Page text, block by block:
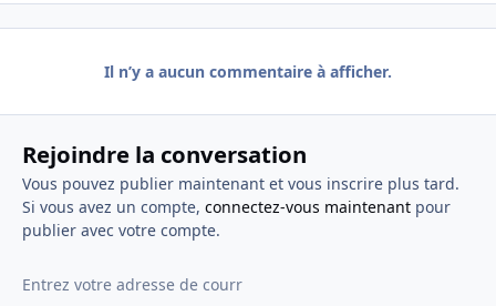
Il n’y a aucun commentaire à afficher.
Rejoindre la conversation
Vous pouvez publier maintenant et vous inscrire plus tard.
Si vous avez un compte, connectez-vous maintenantpour
publier avec votre compte.